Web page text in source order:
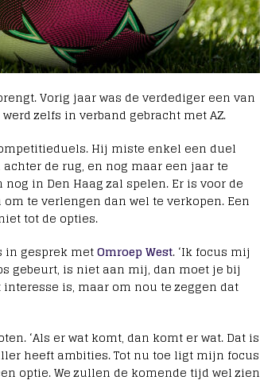
Vorig jaar was de verdediger een van
zelfs in verband gebracht met AZ.
Hij miste enkel een duel
de rug, en nog maar een jaar te
in Den Haag zal spelen. Er is voor de
te verlengen dan wel te verkopen. Een
tot de opties.
in gesprek metOmroep West. ‘Ik focus mij
gebeurt, is niet aan mij, dan moet je bij
is, maar om nou te zeggen dat
‘Als er wat komt, dan komt er wat. Dat is
heeft ambities. Tot nu toe ligt mijn focus
optie. We zullen de komende tijd wel zien